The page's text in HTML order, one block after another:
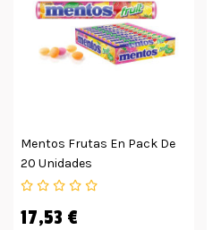
Mentos Frutas En Pack De
20 Unidades
17,53 €